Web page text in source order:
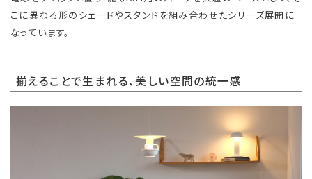
こに異なる形のシェードやスタンドを組み合わせたシリーズ展開に
なっています。
揃えることで生まれる、美しい空間の統一感